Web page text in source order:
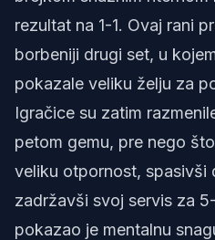
rezultat na 1-1. Ovaj rani
borbeniji drugi set, u
pokazale veliku želju za
Igračice su zatim
petom gemu, pre nego
veliku otpornost, spasivši
zadržavši svoj servis za
pokazao je mentalnu